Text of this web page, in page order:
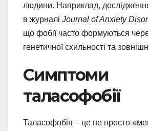
людини. Наприклад,
в журналі Journal of Anxiety
що фобії часто формуються
генетичної схильності та
Симптоми
таласофобії
Таласофобія – це не просто